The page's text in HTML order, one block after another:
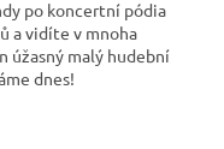
po koncertní pódia
a vidíte v mnoha
úžasný malý hudební
dnes!